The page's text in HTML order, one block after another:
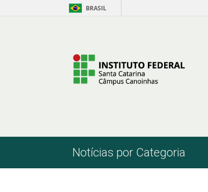
Pular para o Conteúdo BRASIL
Notícias por Categoria